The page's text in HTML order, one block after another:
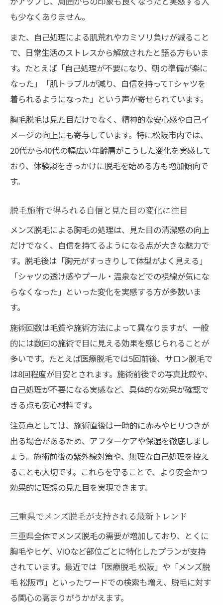
も少なくありません。
また、自己処理による肌荒れやカミソリ負けが減ること
で、日常生活のストレスから解放されたと語る方もいま
す。たとえば「自己処理が不要になり、朝の準備が楽に
なった」「肌トラブルが減り、自信を持ってTシャツを
着られるようになった」という声が寄せられています。
胸毛脱毛は見た目だけでなく、精神的な安心感や自己イ
メージの向上にも寄与しています。特に松阪市内では、
20代から40代の幅広い年齢層がこうした変化を実感して
おり、体験談をきっかけに脱毛を始める方も増加傾向で
す。
脱毛施術で得られる自信と見た目の変化に注目
メンズ脱毛による胸毛の処理は、見た目の清潔感の向上
だけでなく、自信を持てるようになる点が大きな魅力で
す。脱毛後は「胸元がすっきりして体型がよく見える」
「シャツの透け感やプール・温泉などでの視線が気にな
らなくなった」といった変化を実感する方が多数いま
す。
施術回数は毛質や施術方法によって異なりますが、一般
的には数回の施術で目に見える効果を感じられることが
多いです。たとえば医療脱毛では5回前後、サロン脱毛で
は8回程度が目安とされます。施術前後での写真比較や、
自己処理が不要になる実感など、具体的な効果が確認で
きる点も安心材料です。
注意点としては、施術直後は一時的に赤みやヒリつきが
出る場合があるため、アフターケアや保湿を徹底しまし
ょう。施術前後の紫外線対策や、無理な自己処理を控え
ることも大切です。これらを守ることで、より安全かつ
効果的に理想の見た目を実現できます。
三重県でメンズ脱毛が支持される最新トレンド
三重県全体でメンズ脱毛の需要が増加しており、とくに
胸毛やヒゲ、VIOなど部位ごとに特化したプランが支持
されています。最近では「医療脱毛 松阪」や「メンズ脱
毛 松阪市」といったワードでの検索も増え、脱毛に対す
る関心の高まりがうかがえます。